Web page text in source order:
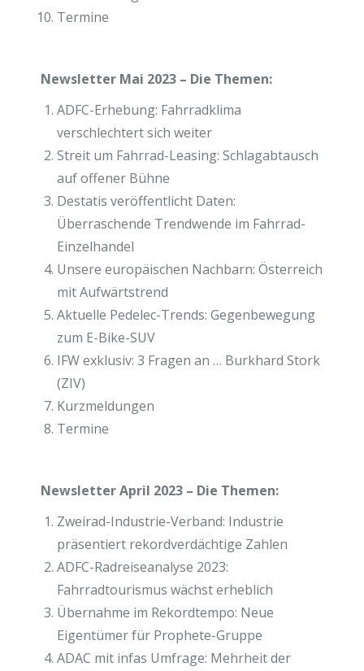
Termine
Newsletter Mai 2023 – Die Themen:
ADFC-Erhebung: Fahrradklima
verschlechtert sich weiter
Streit um Fahrrad-Leasing: Schlagabtausch
auf offener Bühne
Destatis veröffentlicht Daten:
Überraschende Trendwende im Fahrrad-
Einzelhandel
Unsere europäischen Nachbarn: Österreich
mit Aufwärtstrend
Aktuelle Pedelec-Trends: Gegenbewegung
zum E-Bike-SUV
IFW exklusiv: 3 Fragen an … Burkhard Stork
(ZIV)
Kurzmeldungen
Termine
Newsletter April 2023 – Die Themen:
Zweirad-Industrie-Verband: Industrie
präsentiert rekordverdächtige Zahlen
ADFC-Radreiseanalyse 2023:
Fahrradtourismus wächst erheblich
Übernahme im Rekordtempo: Neue
Eigentümer für Prophete-Gruppe
ADAC mit infas Umfrage: Mehrheit der